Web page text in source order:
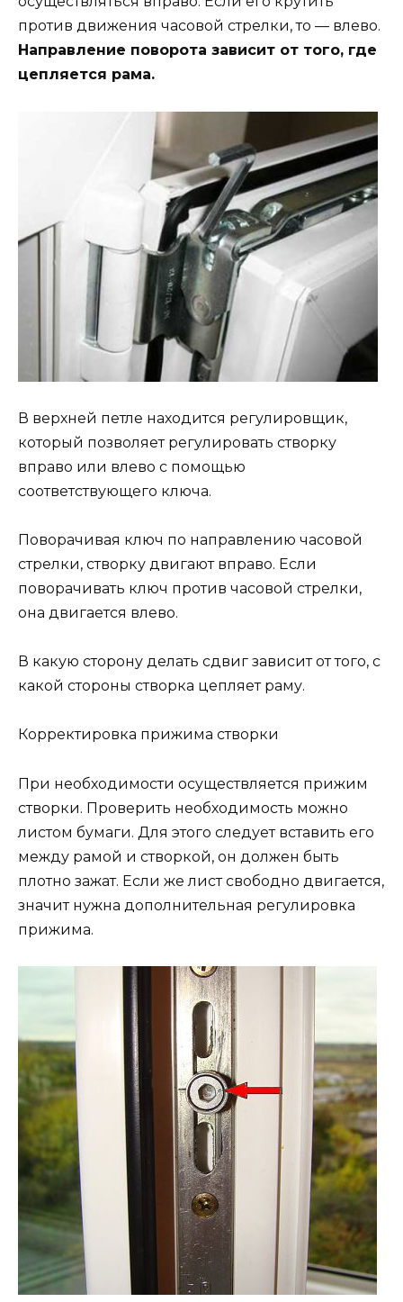
против движения часовой стрелки, то — влево.
Направление поворота зависит от того, где
цепляется рама.
В верхней петле находится регулировщик,
который позволяет регулировать створку
вправо или влево с помощью
соответствующего ключа.
Поворачивая ключ по направлению часовой
стрелки, створку двигают вправо. Если
поворачивать ключ против часовой стрелки,
она двигается влево.
В какую сторону делать сдвиг зависит от того, с
какой стороны створка цепляет раму.
Корректировка прижима створки
При необходимости осуществляется прижим
створки. Проверить необходимость можно
листом бумаги. Для этого следует вставить его
между рамой и створкой, он должен быть
плотно зажат. Если же лист свободно двигается,
значит нужна дополнительная регулировка
прижима.